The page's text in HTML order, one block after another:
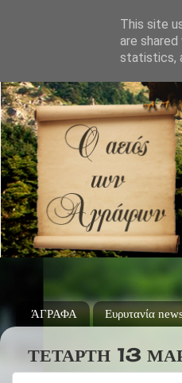
ΆΓΡΑΦΑ Ευρυτανία
ΤΕΤΆΡΤΗ 13
This site
are
statistics,